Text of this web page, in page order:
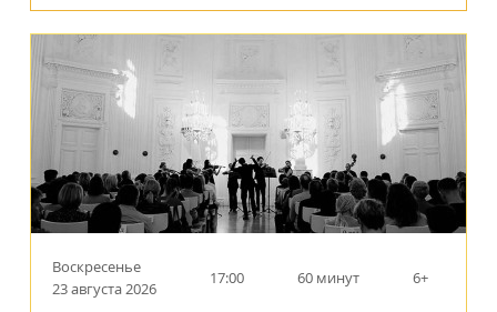
Воскресенье
23 августа 2026
17:00 60 минут 6+